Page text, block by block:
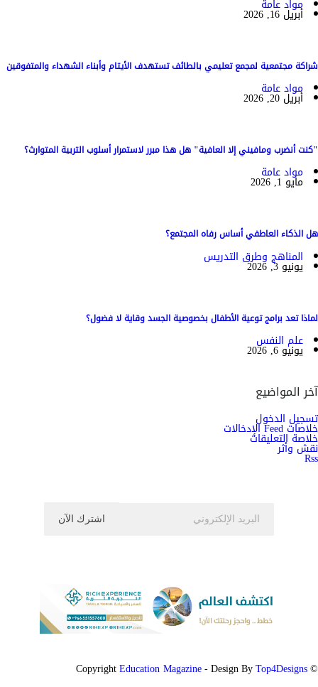
مواد عامة
أبريل 16, 2026
شراكة مجتمعية لمجمع تعليمي بالطائف تستهدف الأيتام وأبناء الشهداء والمتفوقين
مواد عامة
أبريل 20, 2026
"كنت أنضرب ومافيني إلا العافية" هل هذا مبرر لاستمرار أسلوب التربية المتوارث؟
مواد عامة
مايو 1, 2026
هل الذكاء العاطفي أساس رفاه المجتمع؟
المناهج وطرق التدريس
يونيو 3, 2026
لماذا تعد برامج توعية الأطفال بخصوصية الجسد وقاية لا فضول؟
علم النفس
يونيو 6, 2026
آخر المواضيع
تسجيل الدخول
خلاصات Feed الإدخالات
خلاصة التعليقات
نقش وأثر
Rss
© Copyright
Education Magazine - Design By Top4Designs